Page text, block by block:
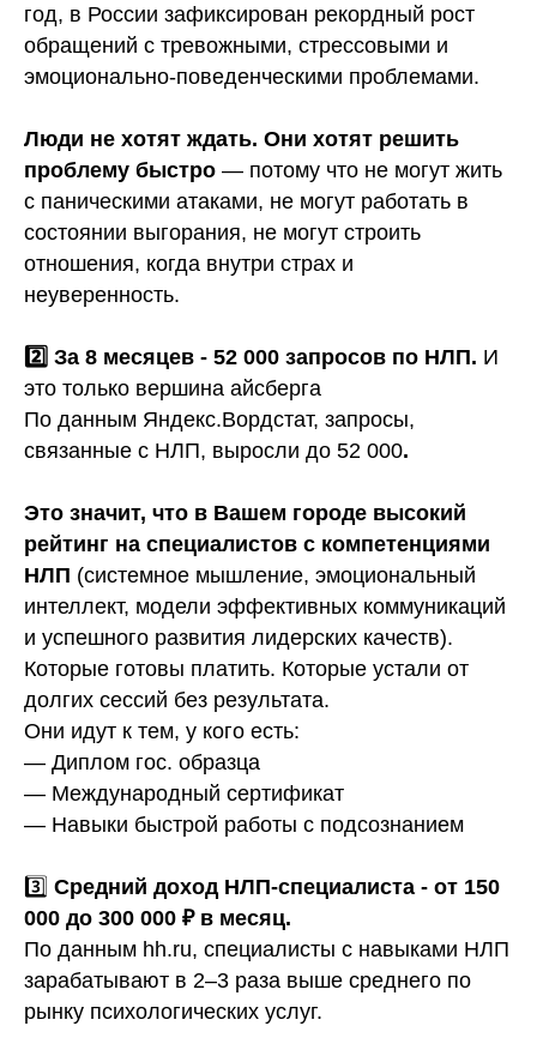
год, в России зафиксирован рекордный рост
обращений с тревожными, стрессовыми и
эмоционально-поведенческими проблемами.
Люди не хотят ждать. Они хотят решить
проблему быстро — потому что не могут жить
с паническими атаками, не могут работать в
состоянии выгорания, не могут строить
отношения, когда внутри страх и
неуверенность.
2️⃣ За 8 месяцев - 52 000 запросов по НЛП. И
это только вершина айсберга
По данным Яндекс.Вордстат, запросы,
связанные с НЛП, выросли до 52 000.
Это значит, что в Вашем городе высокий
рейтинг на специалистов с компетенциями
НЛП (системное мышление, эмоциональный
интеллект, модели эффективных коммуникаций
и успешного развития лидерских качеств).
Которые готовы платить. Которые устали от
долгих сессий без результата.
Они идут к тем, у кого есть:
— Диплом гос. образца
— Международный сертификат
— Навыки быстрой работы с подсознанием
3️⃣ Средний доход НЛП-специалиста - от 150
000 до 300 000 ₽ в месяц.
По данным hh.ru, специалисты с навыками НЛП
зарабатывают в 2–3 раза выше среднего по
рынку психологических услуг.